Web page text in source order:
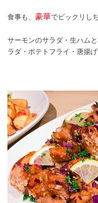
食事も、 豪華でビックリし
サーモンのサラダ・生ハム
ラダ・ポテトフライ・唐揚